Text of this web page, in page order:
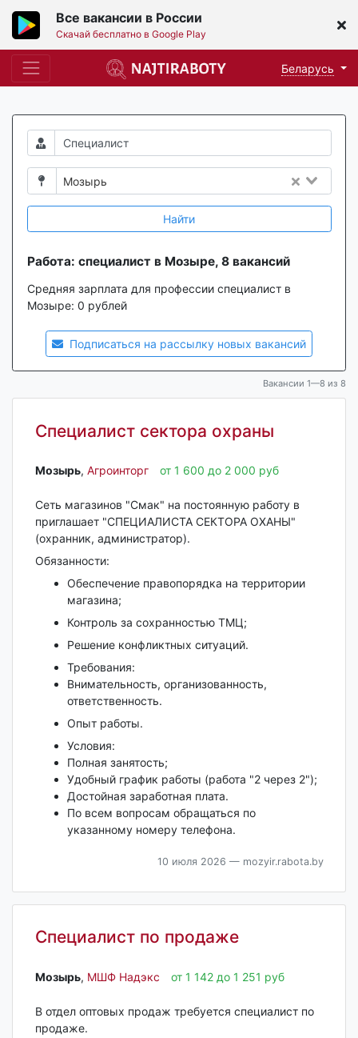
Все вакансии в России
Скачай бесплатно в Google Play
Беларусь
Мозырь
Найти
Работа: специалист в Мозыре, 8 вакансий
Средняя зарплата для профессии специалист в
Мозыре: 0 рублей
Подписаться на рассылку новых вакансий
Вакансии 1—8 из 8
Специалист сектора охраны
Мозырь‎, Агроинторг от 1 600 до 2 000 руб
Сеть магазинов "Смак" на постоянную работу в
приглашает "СПЕЦИАЛИСТА СЕКТОРА ОХАНЫ"
(охранник, администратор).
Обязанности:
Обеспечение правопорядка на территории
магазина;
Контроль за сохранностью ТМЦ;
Решение конфликтных ситуаций.
Требования:
Внимательность, организованность,
ответственность.
Опыт работы.
Условия:
Полная занятость;
Удобный график работы (работа "2 через 2");
Достойная заработная плата.
По всем вопросам обращаться по
указанному номеру телефона.
10 июля 2026 — mozyir.rabota.by
Специалист по продаже
Мозырь‎, МШФ Надэкс от 1 142 до 1 251 руб
В отдел оптовых продаж требуется специалист по
продаже.